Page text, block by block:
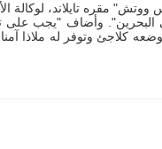
مقره تايلاند، لوكالة
وأضاف "يجب على
كلاجئ وتوفر له ملاذا